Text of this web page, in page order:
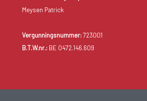
Naast lichamelijke klachten kan een
karakterveranderingen;
verlies van zelfstandigheid;
Meysen Patrick
Vergunningsnummer:723001
B.T.W.nr.:BE 0472.146.609